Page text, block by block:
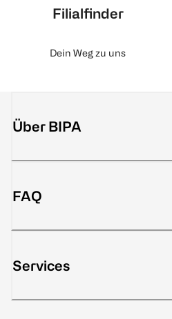
Filialfinder
Dein Weg zu uns
Über BIPA
FAQ
Services